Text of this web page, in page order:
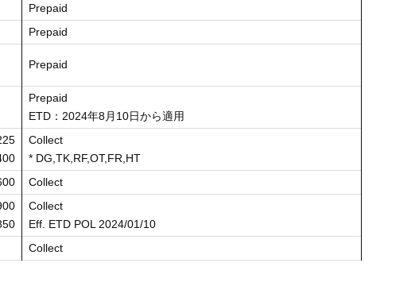
Prepaid
Prepaid
Prepaid
Prepaid
ETD：2024年8月10日から適用
Collect
* DG,TK,RF,OT,FR,HT
Collect
Collect
Eff. ETD POL 2024/01/10
Collect